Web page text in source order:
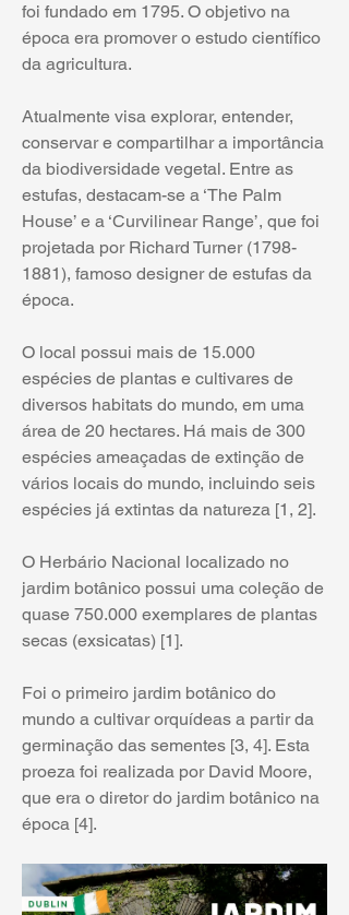
foi fundado em 1795. O objetivo na
época era promover o estudo científico
da agricultura.
Atualmente visa explorar, entender,
conservar e compartilhar a importância
da biodiversidade vegetal. Entre as
estufas, destacam-se a ‘The Palm
House’ e a ‘Curvilinear Range’, que foi
projetada por Richard Turner (1798-
1881), famoso designer de estufas da
época.
O local possui mais de 15.000
espécies de plantas e cultivares de
diversos habitats do mundo, em uma
área de 20 hectares. Há mais de 300
espécies ameaçadas de extinção de
vários locais do mundo, incluindo seis
espécies já extintas da natureza [1, 2].
O Herbário Nacional localizado no
jardim botânico possui uma coleção de
quase 750.000 exemplares de plantas
secas (exsicatas) [1].
Foi o primeiro jardim botânico do
mundo a cultivar orquídeas a partir da
germinação das sementes [3, 4]. Esta
proeza foi realizada por David Moore,
que era o diretor do jardim botânico na
época [4].